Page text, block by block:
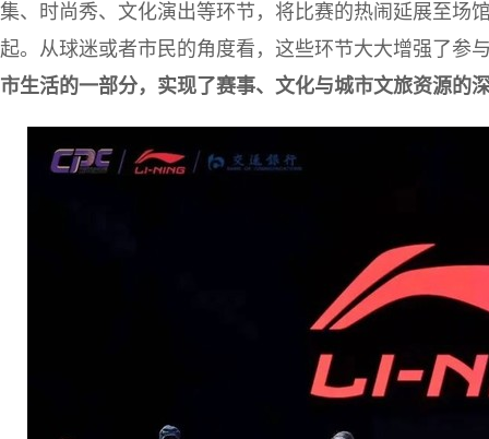
集、时尚秀、文化演出等环节，将比赛的热闹延展至场
起。从球迷或者市民的角度看，这些环节大大增强了参
市生活的一部分，实现了赛事、文化与城市文旅资源的